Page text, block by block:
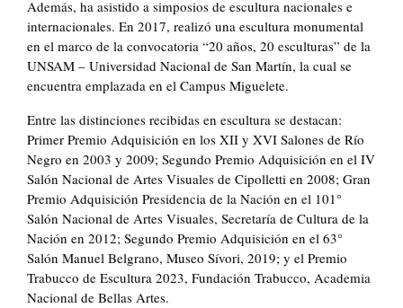
Además, ha asistido a simposios de escultura nacionales e
internacionales. En 2017, realizó una escultura monumental
en el marco de la convocatoria “20 años, 20 esculturas” de la
UNSAM – Universidad Nacional de San Martín, la cual se
encuentra emplazada en el Campus Miguelete.
Entre las distinciones recibidas en escultura se destacan:
Primer Premio Adquisición en los XII y XVI Salones de Río
Negro en 2003 y 2009; Segundo Premio Adquisición en el IV
Salón Nacional de Artes Visuales de Cipolletti en 2008; Gran
Premio Adquisición Presidencia de la Nación en el 101°
Salón Nacional de Artes Visuales, Secretaría de Cultura de la
Nación en 2012; Segundo Premio Adquisición en el 63°
Salón Manuel Belgrano, Museo Sívori, 2019; y el Premio
Trabucco de Escultura 2023, Fundación Trabucco, Academia
Nacional de Bellas Artes.